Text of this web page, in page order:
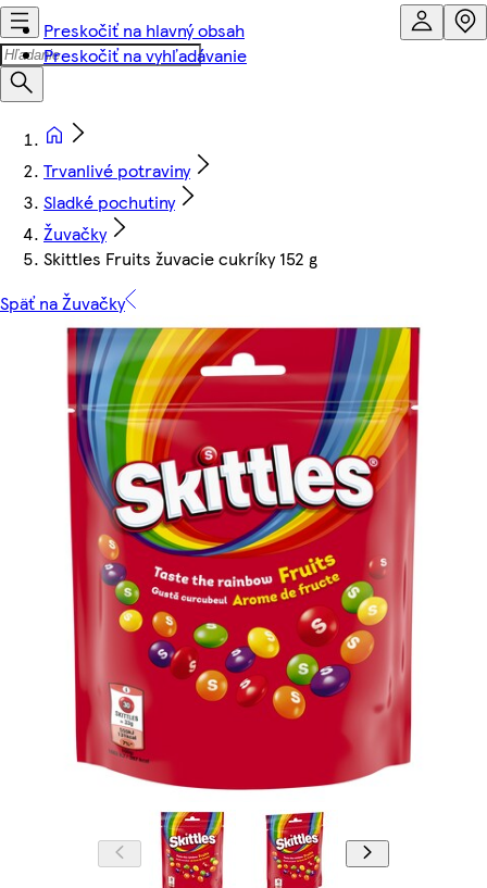
Preskočiť na hlavný obsah
Preskočiť na vyhľadávanie
Trvanlivé potraviny
Sladké pochutiny
Žuvačky
Skittles Fruits žuvacie cukríky 152 g
Späť na Žuvačky